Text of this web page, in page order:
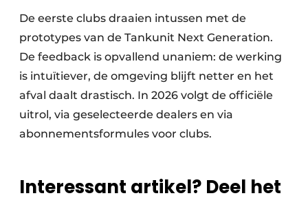
De eerste clubs draaien intussen met de
prototypes van de Tankunit Next Generation.
De feedback is opvallend unaniem: de werking
is intuïtiever, de omgeving blijft netter en het
afval daalt drastisch. In 2026 volgt de officiële
uitrol, via geselecteerde dealers en via
abonnementsformules voor clubs.
Interessant artikel? Deel het